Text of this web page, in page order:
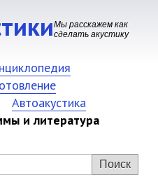
Мы расскажем как
сделать акустику
Автоакустика
и литература